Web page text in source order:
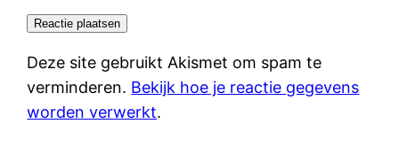
Deze site gebruikt Akismet om spam te
verminderen. Bekijk hoe je reactie gegevens
worden verwerkt.